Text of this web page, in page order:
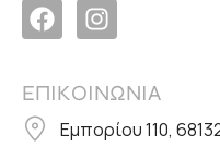
ΕΠΙΚΟΙΝΩΝΙΑ
Εμπορίου 110,